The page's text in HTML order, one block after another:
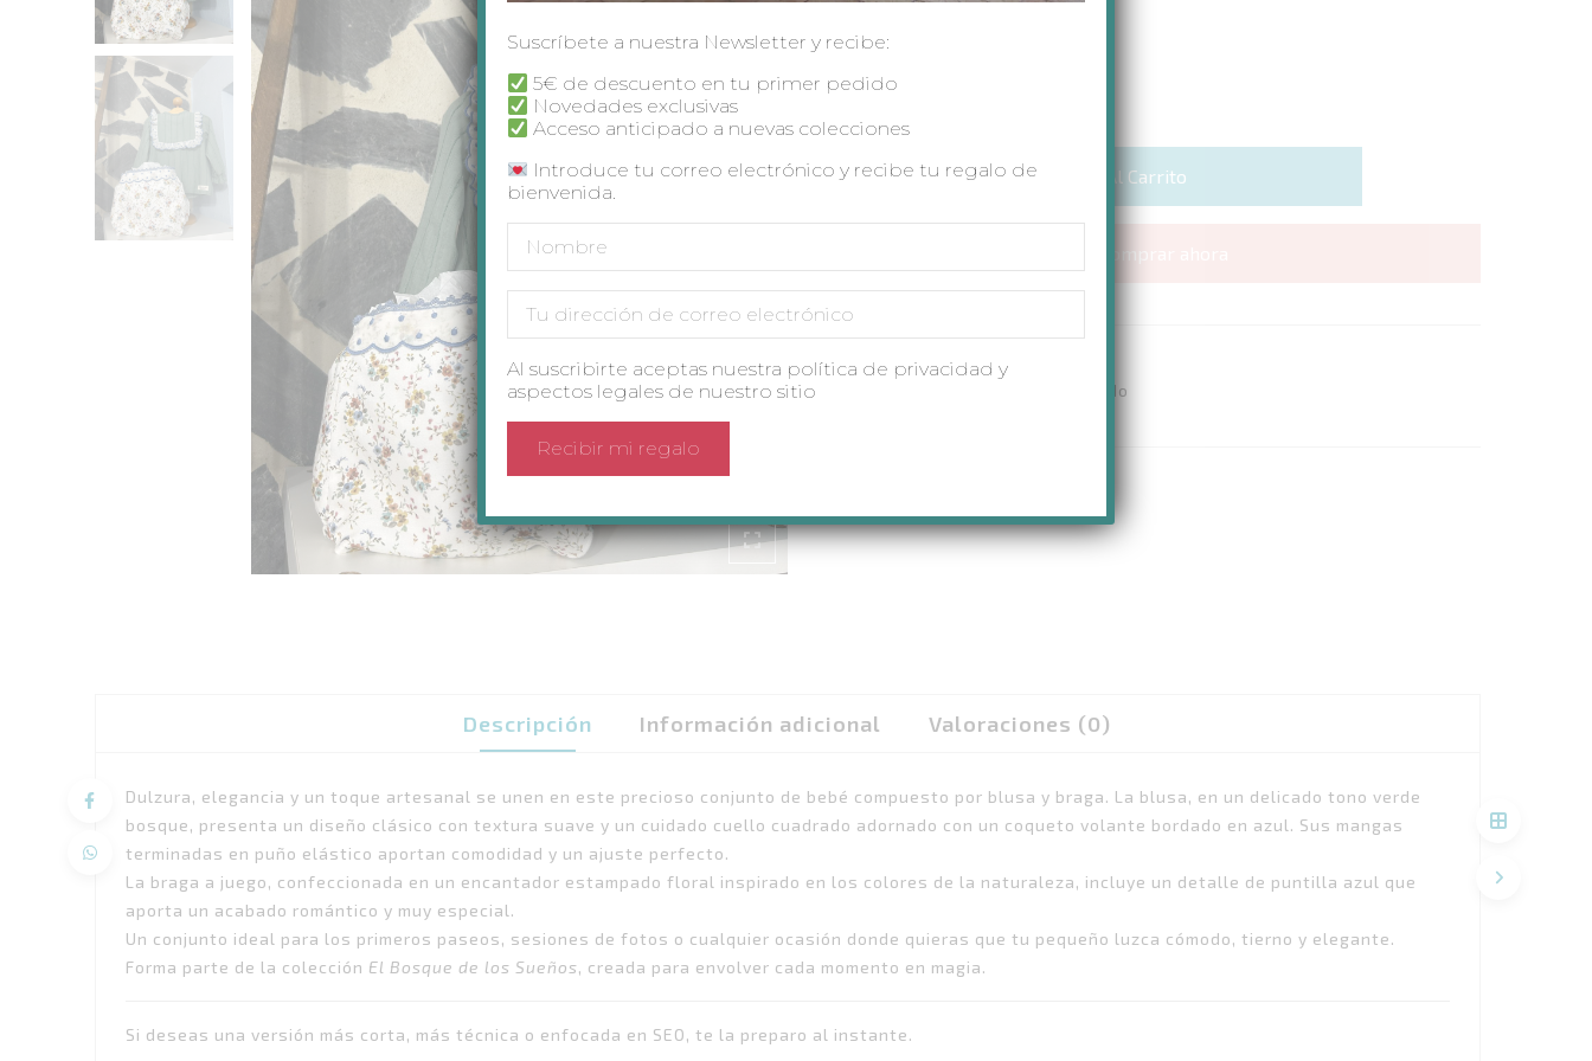
5
79,99 €.
55,99 €.
Añadir Al Carrito
SKU:
prado soñado 6
Colección Prado Soñado
Descripción Información adicional Valoraciones (0)
Dulzura, elegancia y un toque artesanal se unen en este precioso conjunto de bebé compuesto por blusa y braga. La blusa, en un delicado tono verde
bosque, presenta un diseño clásico con textura suave y un cuidado cuello cuadrado adornado con un coqueto volante bordado en azul. Sus mangas
terminadas en puño elástico aportan comodidad y un ajuste perfecto.
La braga a juego, confeccionada en un encantador estampado floral inspirado en los colores de la naturaleza, incluye un detalle de puntilla azul que
aporta un acabado romántico y muy especial.
Un conjunto ideal para los primeros paseos, sesiones de fotos o cualquier ocasión donde quieras que tu pequeño luzca cómodo, tierno y elegante.
Forma parte de la colección El Bosque de los Sueños, creada para envolver cada momento en magia.
Si deseas una versión más corta, más técnica o enfocada en SEO, te la preparo al instante.
Suscríbete a nuestra Newsletter y recibe:
5€ de descuento en tu primer pedido
Novedades exclusivas
Acceso anticipado a nuevas colecciones
Introduce tu correo electrónico y recibe tu regalo de
bienvenida.
Al suscribirte aceptas nuestra política de privacidad y
aspectos legales de nuestro sitio